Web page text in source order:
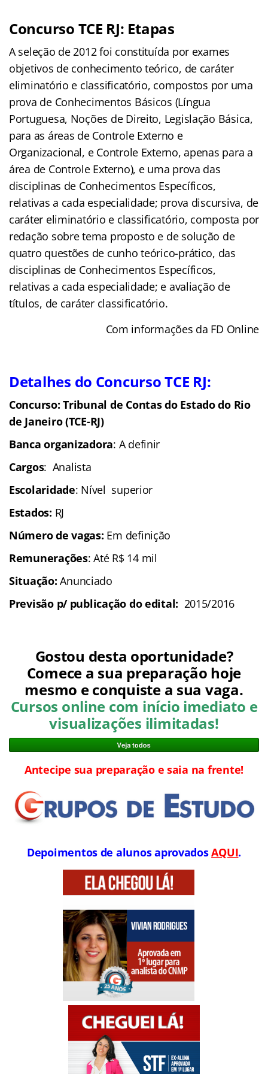
Concurso TCE RJ: Etapas
A seleção de 2012 foi constituída por exames
objetivos de conhecimento teórico, de caráter
eliminatório e classificatório, compostos por uma
prova de Conhecimentos Básicos (Língua
Portuguesa, Noções de Direito, Legislação Básica,
para as áreas de Controle Externo e
Organizacional, e Controle Externo, apenas para a
área de Controle Externo), e uma prova das
disciplinas de Conhecimentos Específicos,
relativas a cada especialidade; prova discursiva, de
caráter eliminatório e classificatório, composta por
redação sobre tema proposto e de solução de
quatro questões de cunho teórico-prático, das
disciplinas de Conhecimentos Específicos,
relativas a cada especialidade; e avaliação de
títulos, de caráter classificatório.
Com informações da FD Online
Detalhes do Concurso TCE RJ:
Concurso: Tribunal de Contas do Estado do Rio
de Janeiro (TCE-RJ)
Banca organizadora: A definir
Cargos: Analista
Escolaridade: Nível superior
Estados: RJ
Número de vagas: Em definição
Remunerações: Até R$ 14 mil
Situação:Anunciado
Previsão p/ publicação do edital: 2015/2016
Gostou desta oportunidade?
Comece a sua preparação hoje
mesmo e conquiste a sua vaga.
Cursos online com início imediato e
visualizações ilimitadas!
Antecipe sua preparação e saia na frente!
Depoimentos de alunos aprovadosAQUI.